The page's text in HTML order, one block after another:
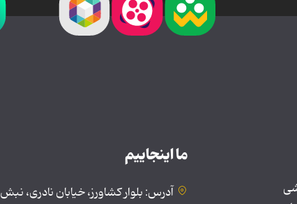
ما اینجاییم
آدرس: بلوار کشاورز، خیابان نادری، نبش